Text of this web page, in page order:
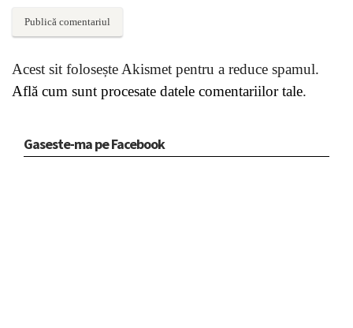
Acest sit folosește Akismet pentru a reduce spamul.
Află cum sunt procesate datele comentariilor tale.
Gaseste-ma pe Facebook